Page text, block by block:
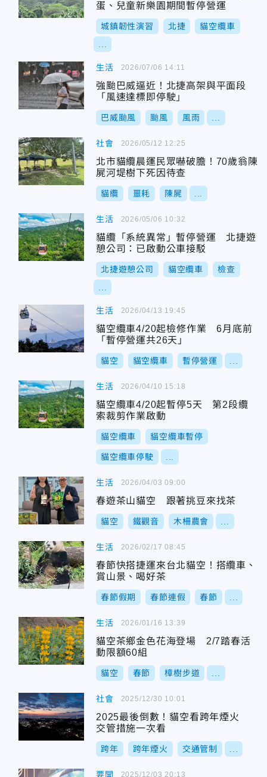
蛋、兒童新樂園期間暫停營運
城鎮韌性演習 北捷 貓空纜車
生活
強颱巴威逼近！北捷高架與平面段
「風速達標即停駛」
巴威颱風 颱風 風雨
2026/07/06 14:11
社會
北市貓纜晨運民眾嚇破膽！70歲翁陳
屍河堤樹下死因待查
貓纜 噩耗 陳屍
2026/05/12 12:25
生活
貓纜「系統異常」暫停營運 北捷遊
憩公司：已啟動公車接駁
北捷遊憩公司 貓空纜車 檢查
2026/05/06 10:32
生活
貓空纜車4/20起檢修作業 6月底前
「暫停營運共26天」
貓空 貓空纜車 暫停營運
2026/04/13 19:45
生活
貓空纜車4/20起暫停5天 第2段纜
索裁剪作業啟動
貓空纜車 貓空纜車暫停
貓空纜車停駛
2026/04/10 15:18
生活
春遊茶山貓空 跟著挑豆來找茶
貓空 鐵觀音 木柵農會
2026/04/03 09:00
生活
春節快搭捷運來台北貓空！搭纜車、
賞山景、喝好茶
春節假期 春節連假 春節
2026/02/17 08:45
生活
貓空茶鄉金色花海登場 2/7踏春活
動限額60組
貓空 春節 樟樹步道
2026/01/16 13:39
社會
2025最後倒數！貓空看跨年煙火
交管措施一次看
跨年 跨年煙火 交通管制
2025/12/30 10:01
要聞 2025/12/03 20:13